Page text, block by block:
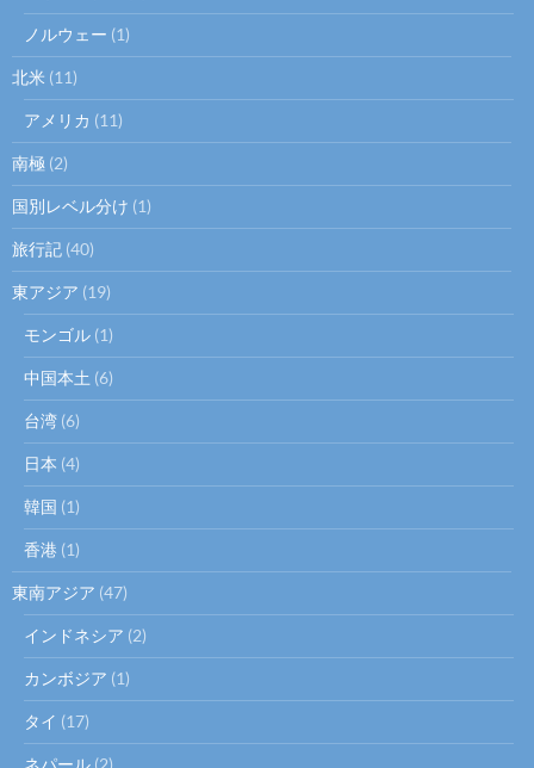
ノルウェー (1)
北米 (11)
アメリカ (11)
南極 (2)
国別レベル分け (1)
旅行記 (40)
東アジア (19)
モンゴル (1)
中国本土 (6)
台湾 (6)
日本 (4)
韓国 (1)
香港 (1)
東南アジア (47)
インドネシア (2)
カンボジア (1)
タイ (17)